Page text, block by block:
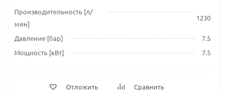
Производительность [л/
мин]
1230
Давление [бар]
7.5
Мощность [кВт]
7.5
Отложить Сравнить